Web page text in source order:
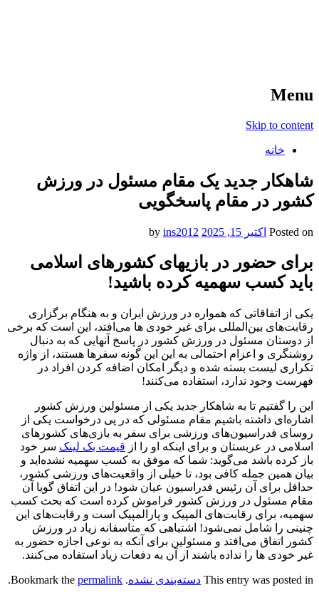
Menu
Skip to content
خانه
شاهکار جدید یک مقام مسئول در ورزش
کشور در مقام پاسخگویی
Posted on اکتبر 15, 2025 ins2012
برای حضور در بازیهای کشورهای اسلامی
باید کسب سهمیه کرده باشید!
یکی از اتفاقاتی که همواره در ورزش ایران و به هنگام برگزاری
رقابت‌های بین‌المللی برای غیر خودی ها می‌افتد، این است که برخی
از دوستان مسئول در ورزش کشور در پاسخ آنهایی که به دنبال
روشنگری و اعزام احتمالی به این این گونه سفرها هستند، از واژه
تکراری لیست بسته شده و دیگر امکان اضافه کردن افراد در
فهرست وجود ندارد، استفاده می‌کنند!
این را گفتیم تا به شاهکار جدید یکی از مسئولین ورزش کشور
اشاره‌ای داشته باشیم مقام مسئولی که در پی درخواست یکی از
روسای فدراسیون‌های ورزشی برای سفر به بازی‌های کشورهای
اسلامی در عربستان و برای اینکه او را از قیمت بک لینک سر خود
باز کرده باشد می‌گوید: شما که موفق به کسب سهمیه نشده‌اید و
بیان همین جمله کافی بود، تا خیلی از واقعیت‌های ورزشی کشور،
حداقل برای آن رئیس فدراسیون عیان شود! در این اتفاق گویا آن
مقام مسئول در ورزش کشور فراموش کرده است که بحث کسب
سهمیه، برای رقابت‌های المپیک و پارالمپیک است و رقابت‌های این
چنینی را شامل نمی‌شود! اشتباهی که متاسفانه زیاد در ورزش
کشور اتفاق می‌افتد و مسئولین برای آنکه به نوعی اجازه حضور به
غیر خودی ها را نداده باشند از آن به دفعات زیاد استفاده می‌کنند.
This entry was posted in دسته‌بندی نشده. Bookmark the
permalink
.